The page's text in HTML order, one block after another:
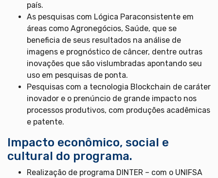
país.
As pesquisas com Lógica Paraconsistente em
áreas como Agronegócios, Saúde, que se
beneficia de seus resultados na análise de
imagens e prognóstico de câncer, dentre outras
inovações que são vislumbradas apontando seu
uso em pesquisas de ponta.
Pesquisas com a tecnologia Blockchain de caráter
inovador e o prenúncio de grande impacto nos
processos produtivos, com produções acadêmicas
e patente.
Impacto econômico, social e
cultural do programa.
Realização de programa DINTER – com o UNIFSA